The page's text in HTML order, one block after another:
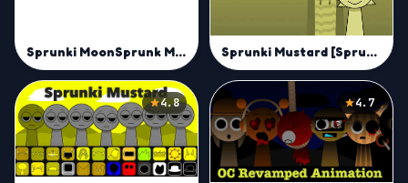
Sprunki MoonSprunk Mod Sprunki Mustard [Sprunkstard] Mod
4.8 4.7